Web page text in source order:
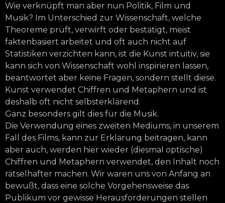
Wie verknüpft man aber nun Politik, Film und
Musik? Im Unterschied zur Wissenschaft, welche
Theoreme prüft, verwirft oder bestätigt, meist
faktenbasiert arbeitet und oft auch nicht auf
Statistiken verzichten kann, ist die Kunst intuitiv, sie
kann sich von Wissenschaft wohl inspirieren lassen,
beantwortet aber keine Fragen, sondern stellt diese.
Kunst verwendet Chiffren und Metaphern und ist
deshalb oft nicht selbsterklärend.
Ganz besonders gilt dies für die Musik.
Die Verwendung eines zweiten Mediums, in unserem
Fall des Films, kann zur Erklärung beitragen, kann
aber auch, werden hier wieder (diesmal optische)
Chiffren und Metaphern verwendet, den Inhalt noch
rätselhafter machen. Wir waren uns von Anfang an
bewußt, dass eine solche Vorgehensweise das
Publikum vor gewisse Herausforderungen stellen